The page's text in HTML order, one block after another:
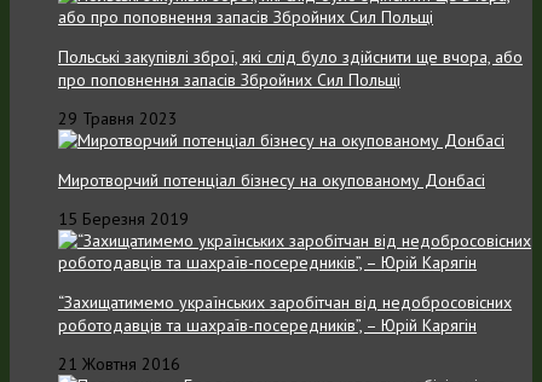
Польські закупівлі зброї, які слід було здійснити ще вчора, або
про поповнення запасів Збройних Cил Польщі
29 Травня 2023
Миротворчий потенціал бізнесу на окупованому Донбасі
15 Березня 2019
“Захищатимемо українських заробітчан від недобросовісних
роботодавців та шахраїв-посередників”, – Юрій Карягін
21 Жовтня 2016